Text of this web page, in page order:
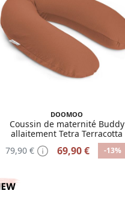
DOOMOO
Coussin de maternité Buddy
allaitement Tetra Terracotta
79,90 €
69,90 € -13%